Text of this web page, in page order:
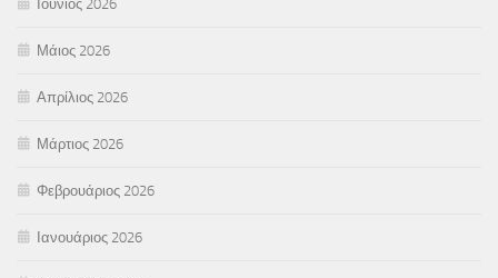
Ιούνιος 2026
Μάιος 2026
Απρίλιος 2026
Μάρτιος 2026
Φεβρουάριος 2026
Ιανουάριος 2026